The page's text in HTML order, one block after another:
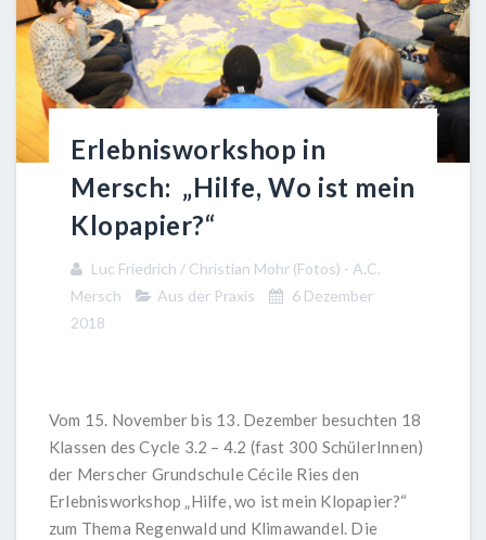
Erlebnisworkshop in
Mersch: „Hilfe, Wo ist mein
Klopapier?“
Luc Friedrich / Christian Mohr (Fotos) - A.C.
Mersch
Aus der Praxis
6 Dezember
2018
Vom 15. November bis 13. Dezember besuchten 18
Klassen des Cycle 3.2 – 4.2 (fast 300 SchülerInnen)
der Merscher Grundschule Cécile Ries den
Erlebnisworkshop „Hilfe, wo ist mein Klopapier?“
zum Thema Regenwald und Klimawandel. Die